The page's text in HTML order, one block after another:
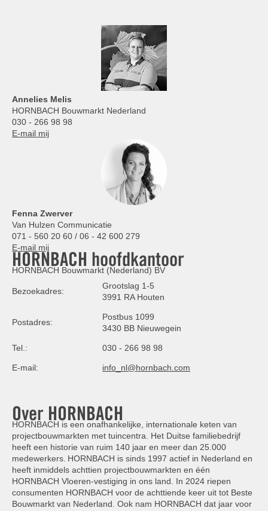
Annelies Melis
HORNBACH Bouwmarkt Nederland
030 - 266 98 98
E-mail mij
Fenna Zwerver
Van Hulzen Communicatie
071 - 560 20 60 / 06 - 42 600 279
E-mail mij
HORNBACH hoofdkantoor
HORNBACH Bouwmarkt (Nederland) BV
Bezoekadres:
Grootslag 1-5
3991 RA Houten
Postadres:
Postbus 1099
3430 BB Nieuwegein
Tel.: 030 - 266 98 98
E-mail: info_nl@hornbach.com
Over HORNBACH
HORNBACH is een onafhankelijke, internationale keten van
projectbouwmarkten met tuincentra. Het Duitse familiebedrijf
heeft een historie van ruim 140 jaar en meer dan 25.000
medewerkers. HORNBACH is sinds 1997 actief in Nederland en
heeft inmiddels achttien projectbouwmarkten en één
HORNBACH Vloeren-vestiging in ons land. In 2024 riepen
consumenten HORNBACH voor de achttiende keer uit tot Beste
Bouwmarkt van Nederland. Ook nam HORNBACH dat jaar voor